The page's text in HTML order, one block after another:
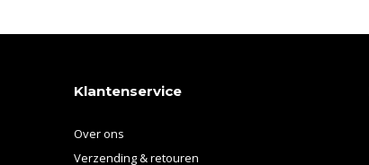
Klantenservice
Over ons
Verzending & retouren